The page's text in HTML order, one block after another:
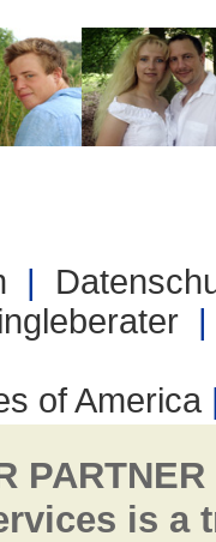
is a